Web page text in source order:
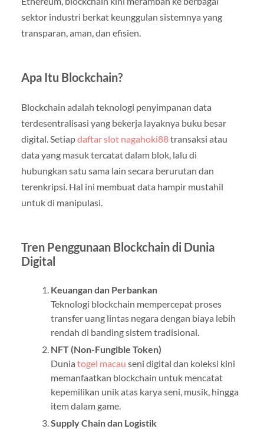
sektor industri berkat keunggulan sistemnya yang
transparan, aman, dan efisien.
Apa Itu Blockchain?
Blockchain adalah teknologi penyimpanan data
terdesentralisasi yang bekerja layaknya buku besar
digital. Setiapdaftar slot nagahoki88transaksi atau
data yang masuk tercatat dalam blok, lalu di
hubungkan satu sama lain secara berurutan dan
terenkripsi. Hal ini membuat data hampir mustahil
untuk di manipulasi.
Tren Penggunaan Blockchain di Dunia
Digital
Keuangan dan Perbankan
Teknologi blockchain mempercepat proses
transfer uang lintas negara dengan biaya lebih
rendah di banding sistem tradisional.
NFT (Non-Fungible Token)
Dunia togel macau seni digital dan koleksi kini
memanfaatkan blockchain untuk mencatat
kepemilikan unik atas karya seni, musik, hingga
item dalam game.
Supply Chain dan Logistik